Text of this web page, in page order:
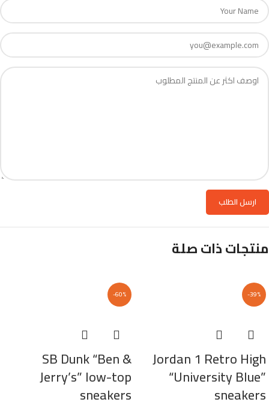
منتجات ذات صلة
-39%
Jordan 1 Retro High
“University Blue”
sneakers
-60%
SB Dunk “Ben &
Jerry’s” low-top
sneakers